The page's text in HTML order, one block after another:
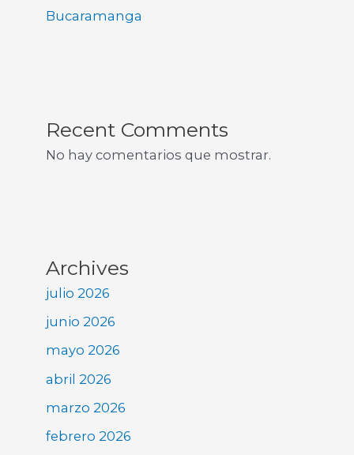
Bucaramanga
Recent Comments
No hay comentarios que mostrar.
Archives
julio 2026
junio 2026
mayo 2026
abril 2026
marzo 2026
febrero 2026